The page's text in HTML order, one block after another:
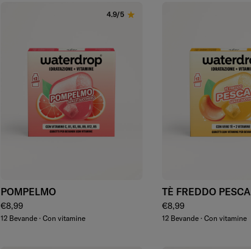
4.9/5
POMPELMO
Prezzo regolare
€8,99
12 Bevande · Con vitamine
TÈ FREDDO PESCA
Prezzo regolare
€8,99
12 Bevande · Con vitamine